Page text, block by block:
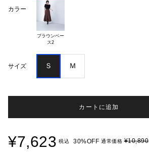
カラー
ブラウンベー
サイズ Ｓ Ｍ
カートに追加
¥7,623 税込 30%OFF 通常価格¥10,890